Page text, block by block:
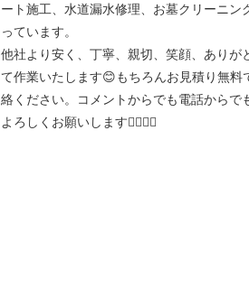
ート施工、水道漏水修理、お墓クリーニン
っています。
他社より安く、丁寧、親切、笑顔、ありが
て作業いたします😊もちろんお見積り無料
絡ください。コメントからでも電話からで
よろしくお願いします🙇🏻‍♂️✨